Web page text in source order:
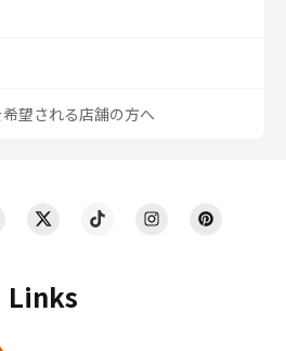
Links
望される店舗の方へ